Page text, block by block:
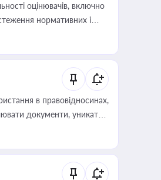
оцінювачів, включно
нормативних і
діяльності
в правовідносинах,
документи, уникати